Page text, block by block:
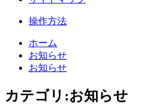
操作方法
ホーム
お知らせ
お知らせ
カテゴリ:お知らせ